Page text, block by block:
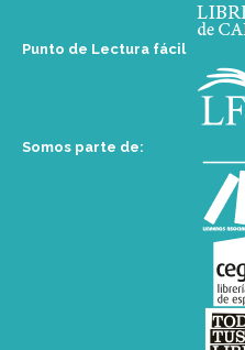
Punto de Lectura fácil
Somos parte de: